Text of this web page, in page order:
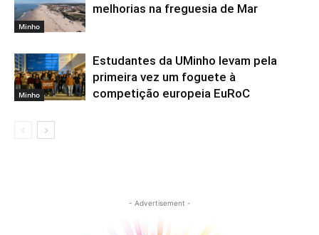
Minho
melhorias na freguesia de Mar
Minho
Estudantes da UMinho levam pela
primeira vez um foguete à
competição europeia EuRoC
- Advertisement -